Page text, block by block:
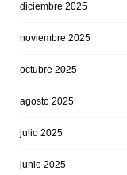
diciembre 2025
noviembre 2025
octubre 2025
agosto 2025
julio 2025
junio 2025